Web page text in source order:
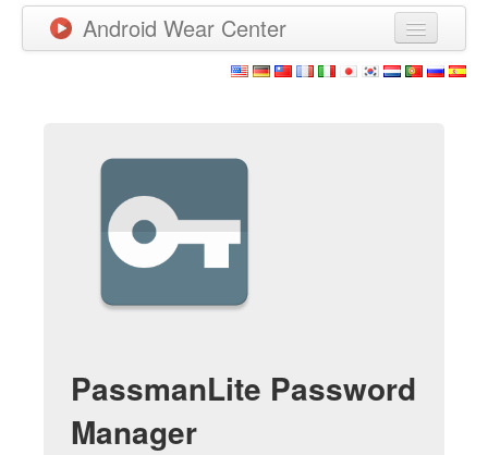
Android Wear Center
Spiele
Neue Apps
Watchfaces
PassmanLite Password
Manager